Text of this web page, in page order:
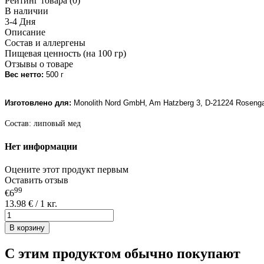
В наличии
3-4 Дня
Описание
Состав и аллергены
Пищевая ценность (на 100 гр)
Отзывы о товаре
Вес нетто: 500 г
Изготовлено для: Monolith Nord GmbH, Am Hatzberg 3, D-21224
Состав: липовый мед
Нет информации
Оцените этот продукт первым
Оставить отзыв
€699
13.98 € / 1 кг.
В корзину
С этим продуктом обычно покупают